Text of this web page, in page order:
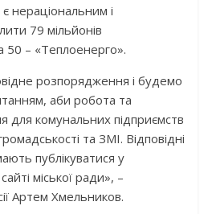
нераціональним і
79 мільйонів
50 – «Теплоенерго».
розпорядження і будемо
аби робота та
для комунальних підприємств
та ЗМІ. Відповідні
публікуватися у
міської ради», –
Артем Хмельников.